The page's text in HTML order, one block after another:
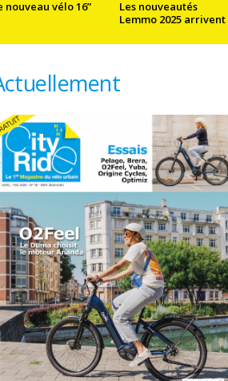
nouveau vélo 16”
Les nouveautés
Lemmo 2025 arrivent